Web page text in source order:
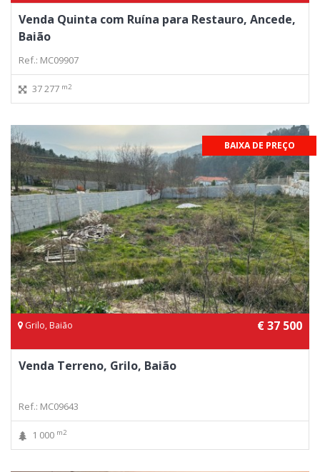
Venda Quinta com Ruína para Restauro, Ancede,
Baião
Ref.: MC09907
37 277 m2
BAIXA DE PREÇO
Grilo, Baião € 37 500
Venda Terreno, Grilo, Baião
Ref.: MC09643
1 000 m2